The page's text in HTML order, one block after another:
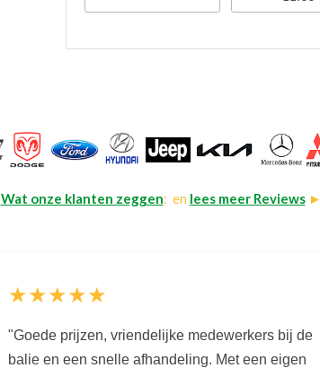
Wat onze klanten zeggen: en lees meer Reviews►
★★★★★
"Goede prijzen, vriendelijke medewerkers bij de
balie en een snelle afhandeling. Met een eigen